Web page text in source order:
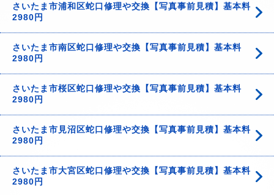
さいたま市浦和区蛇口修理や交換【写真事前見積】基本料
2980円
さいたま市南区蛇口修理や交換【写真事前見積】基本料
2980円
さいたま市桜区蛇口修理や交換【写真事前見積】基本料
2980円
さいたま市見沼区蛇口修理や交換【写真事前見積】基本料
2980円
さいたま市大宮区蛇口修理や交換【写真事前見積】基本料
2980円